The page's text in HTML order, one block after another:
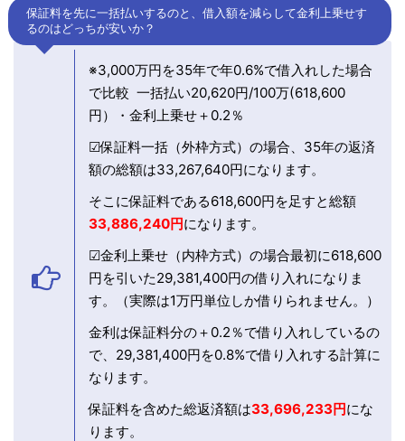
保証料を先に一括払いするのと、借入額を減らして金利上乗せす
るのはどっちが安いか？
※3,000万円を35年で年0.6%で借入れした場合
で比較 一括払い20,620円/100万(618,600
円）・金利上乗せ＋0.2％
☑保証料一括（外枠方式）の場合、35年の返済
額の総額は33,267,640円になります。
そこに保証料である618,600円を足すと総額
33,886,240円になります。
☑金利上乗せ（内枠方式）の場合最初に618,600
円を引いた29,381,400円の借り入れになりま
す。（実際は1万円単位しか借りられません。）
金利は保証料分の＋0.2％で借り入れしているの
で、29,381,400円を0.8%で借り入れする計算に
なります。
保証料を含めた総返済額は33,696,233円にな
ります。